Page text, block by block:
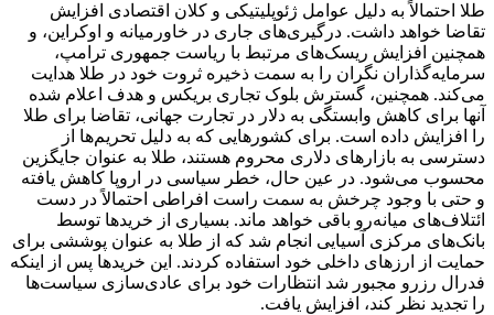
طلا احتمالاً به دلیل عوامل ژئوپلیتیکی و کلان اقتصادی افزایش
تقاضا خواهد داشت. درگیری‌های جاری در خاورمیانه و اوکراین، و
همچنین افزایش ریسک‌های مرتبط با ریاست جمهوری ترامپ،
سرمایه‌گذاران نگران را به سمت ذخیره ثروت خود در طلا هدایت
می‌کند. همچنین، گسترش بلوک تجاری بریکس و هدف اعلام شده
آنها برای کاهش وابستگی به دلار در تجارت جهانی، تقاضا برای طلا
را افزایش داده است. برای کشورهایی که به دلیل تحریم‌ها از
دسترسی به بازارهای دلاری محروم هستند، طلا به عنوان جایگزین
محسوب می‌شود. در عین حال، خطر سیاسی در اروپا کاهش یافته
و حتی با وجود چرخش به سمت راست افراطی احتمالاً در دست
ائتلاف‌های میانه‌رو باقی خواهد ماند. بسیاری از خریدها توسط
بانک‌های مرکزی آسیایی انجام شد که از طلا به عنوان پوششی برای
حمایت از ارزهای داخلی خود استفاده کردند. این خریدها پس از اینکه
فدرال رزرو مجبور شد انتظارات خود برای عادی‌سازی سیاست‌ها
را تجدید نظر کند، افزایش یافت.